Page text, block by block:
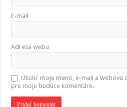
E-mail
Adresa webu
Uložiť moje meno, e-mail a webovú
pre moje budúce komentáre.